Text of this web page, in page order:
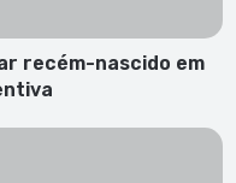
recém-nascido em